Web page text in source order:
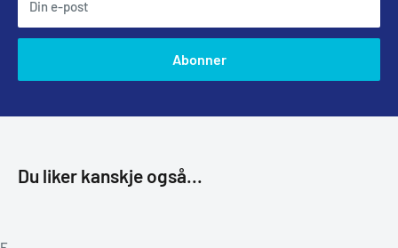
Din e-post
Abonner
Du liker kanskje også...